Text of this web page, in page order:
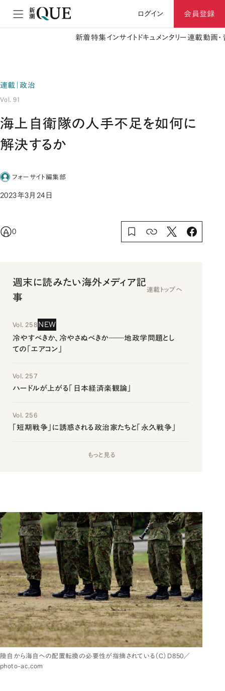
ログイン 会員登録
新着特集 インサイト ドキュメンタリー 連載動画
連載｜政治
Vol. 91
海上自衛隊の人手不足を如何に
解決するか
フォーサイト編集部
2023年3月24日
0
週末に読みたい海外メディア記
事
連載トップへ
Vol. 258 NEW
冷やすべきか、冷やさぬべきか――地政学問題とし
ての「エアコン」
Vol. 257
ハードルが上がる「日本経済楽観論」
Vol. 256
「短期戦争」に誘惑される政治家たちと「永久戦争」
もっと見る
陸自から海自への配置転換の必要性が指摘されている（C）Ｄ850／
photo-ac.com